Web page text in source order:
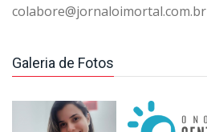
colabore@jornaloimortal.com.br
Galeria de Fotos